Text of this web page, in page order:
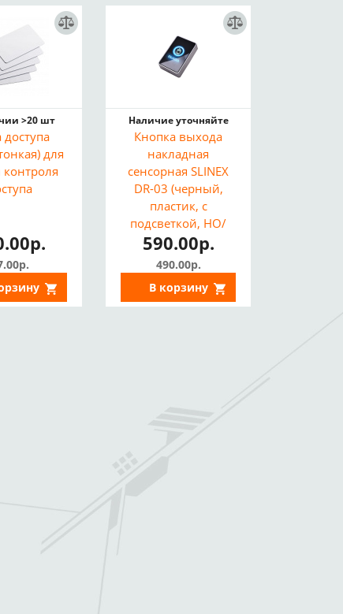
>20 шт
доступа
для
контроля
Наличие уточняйте
Кнопка выхода
накладная
сенсорная SLINEX
DR-03 (черный,
пластик, с
подсветкой, НО/
НЗ)
590.00р.
490.00р.
В корзину